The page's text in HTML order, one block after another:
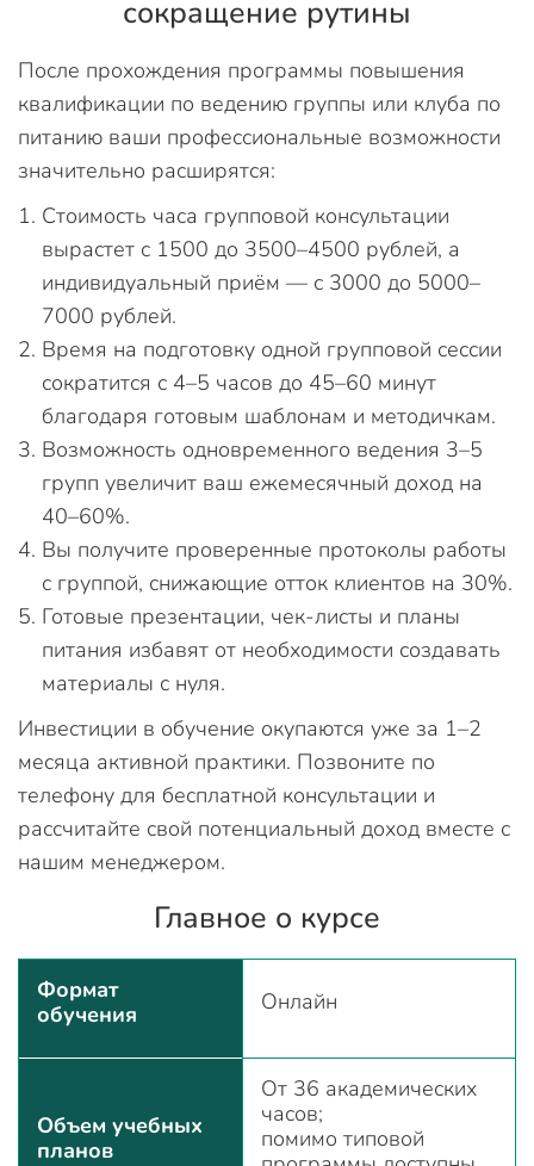
сокращение рутины
После прохождения программы повышения
квалификации по ведению группы или клуба по
питанию ваши профессиональные возможности
значительно расширятся:
Стоимость часа групповой консультации
вырастет с 1500 до 3500–4500 рублей, а
индивидуальный приём — с 3000 до 5000–
7000 рублей.
Время на подготовку одной групповой сессии
сократится с 4–5 часов до 45–60 минут
благодаря готовым шаблонам и методичкам.
Возможность одновременного ведения 3–5
групп увеличит ваш ежемесячный доход на
40–60%.
Вы получите проверенные протоколы работы
с группой, снижающие отток клиентов на 30%.
Готовые презентации, чек-листы и планы
питания избавят от необходимости создавать
материалы с нуля.
Инвестиции в обучение окупаются уже за 1–2
месяца активной практики. Позвоните по
телефону для бесплатной консультации и
рассчитайте свой потенциальный доход вместе с
нашим менеджером.
Главное о курсе
Формат
обучения
Онлайн
Объем учебных
планов
От 36 академических
часов;
помимо типовой